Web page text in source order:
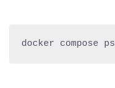
docker compose ps